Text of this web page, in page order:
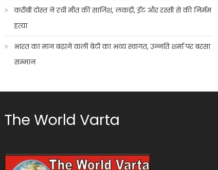
करीबी दोस्त ने रची मौत की साजिश, लकड़ी, ईंट और रस्सी से की निर्मम
हत्या
भारत का मान बढ़ाने वाली बेटी का भव्य स्वागत, उन्नति शर्मा पर बरसा
सम्मान
The World Varta